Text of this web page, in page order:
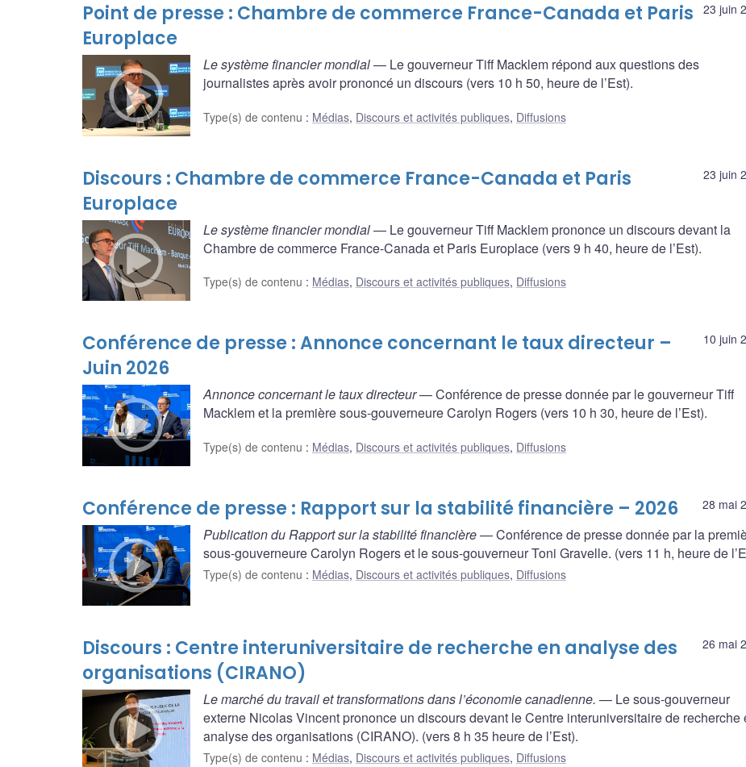
23 juin
Point de presse : Chambre de commerce France-Canada et Paris
Europlace
Le système financier mondial— Le gouverneur Tiff Macklem répond aux questions des
journalistes après avoir prononcé un discours (vers 10 h 50, heure de l’Est).
Type(s) de contenu : Médias, Discours et activités publiques, Diffusions
23 juin
Discours : Chambre de commerce France-Canada et Paris
Europlace
Le système financier mondial— Le gouverneur Tiff Macklem prononce un discours devant la
Chambre de commerce France-Canada et Paris Europlace (vers 9 h 40, heure de l’Est).
Type(s) de contenu : Médias, Discours et activités publiques, Diffusions
10 juin
Conférence de presse : Annonce concernant le taux directeur –
Juin 2026
Annonce concernant le taux directeur— Conférence de presse donnée par le gouverneur Tiff
Macklem et la première sous-gouverneure Carolyn Rogers (vers 10 h 30, heure de l’Est).
Type(s) de contenu : Médias, Discours et activités publiques, Diffusions
28 mai
Conférence de presse : Rapport sur la stabilité financière – 2026
Publication du Rapport sur la stabilité financière— Conférence de presse donnée par la
sous-gouverneure Carolyn Rogers et le sous-gouverneur Toni Gravelle. (vers 11 h, heure de
Type(s) de contenu : Médias, Discours et activités publiques, Diffusions
26 mai
Discours : Centre interuniversitaire de recherche en analyse des
organisations (CIRANO)
Le marché du travail et transformations dans l’économie canadienne. — Le sous-gouverneur
externe Nicolas Vincent prononce un discours devant le Centre interuniversitaire de recherche
analyse des organisations (CIRANO). (vers 8 h 35 heure de l’Est).
Type(s) de contenu : Médias, Discours et activités publiques, Diffusions